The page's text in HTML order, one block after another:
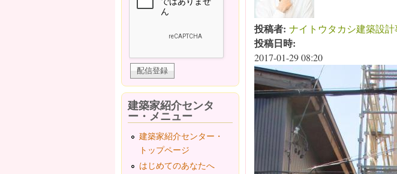
投稿者: ナイトウタカシ建築設計
投稿日時:
2017-01-29 08:20
建築家紹介センタ
ー・メニュー
建築家紹介センター・
トップページ
はじめてのあなたへ